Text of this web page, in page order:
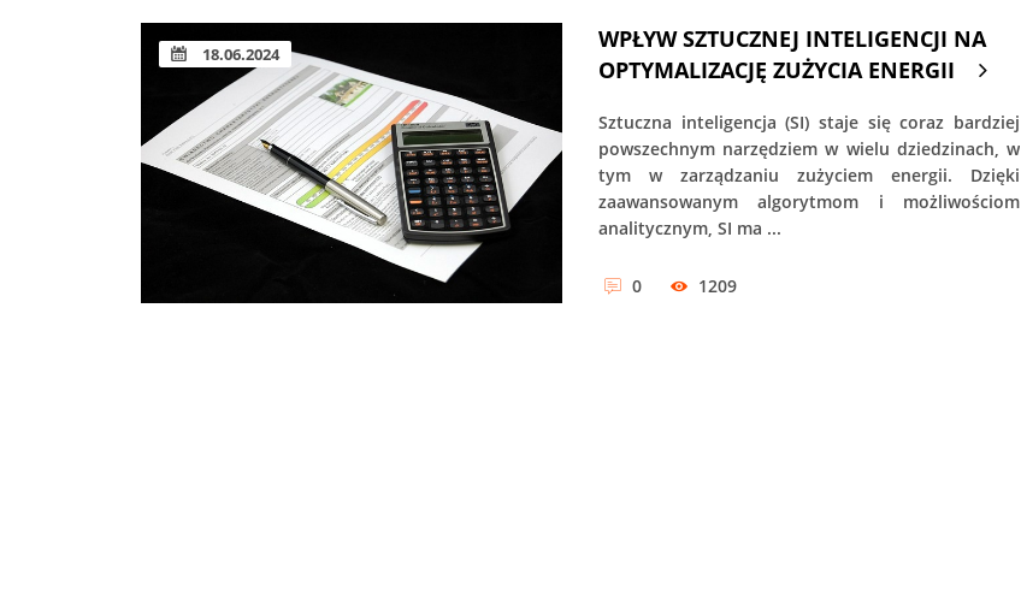
18.06.2024
WPŁYW SZTUCZNEJ INTELIGENCJI NA
OPTYMALIZACJĘ ZUŻYCIA ENERGII
Sztuczna inteligencja (SI) staje się coraz bardziej
powszechnym narzędziem w wielu dziedzinach, w
tym w zarządzaniu zużyciem energii. Dzięki
zaawansowanym algorytmom i możliwościom
analitycznym, SI ma ...
0 1209